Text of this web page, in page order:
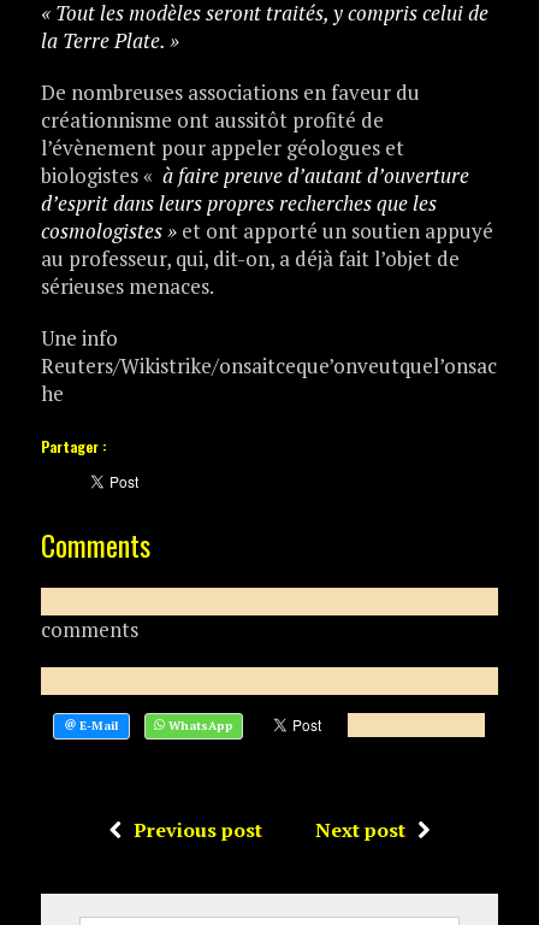
« Tout les modèles seront traités, y compris celui de
la Terre Plate. »
De nombreuses associations en faveur du
créationnisme ont aussitôt profité de
l’évènement pour appeler géologues et
biologistes « à faire preuve d’autant d’ouverture
d’esprit dans leurs propres recherches que les
cosmologistes » et ont apporté un soutien appuyé
au professeur, qui, dit-on, a déjà fait l’objet de
sérieuses menaces.
Une info
Reuters/Wikistrike/onsaitceque’onveutquel’onsac
he
Partager :
Comments
comments
Previous post Next post